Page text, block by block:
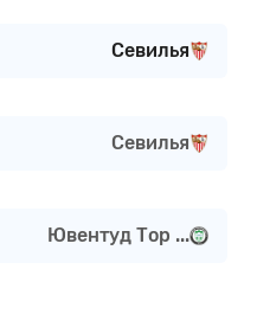
Севилья
Севилья
Ювентуд Тор ...